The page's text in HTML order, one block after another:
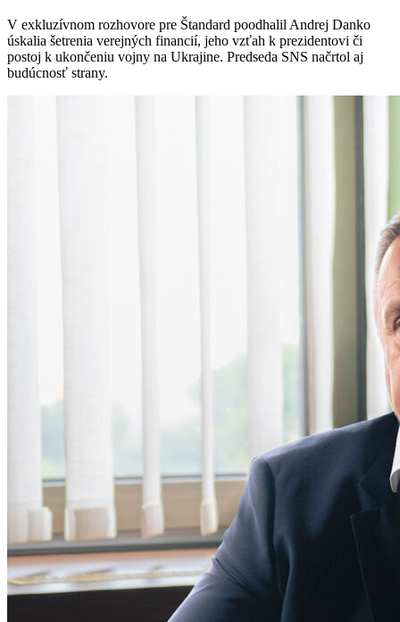
V exkluzívnom rozhovore pre Štandard poodhalil Andrej Danko
úskalia šetrenia verejných financií, jeho vzťah k prezidentovi či
postoj k ukončeniu vojny na Ukrajine. Predseda SNS načrtol aj
budúcnosť strany.